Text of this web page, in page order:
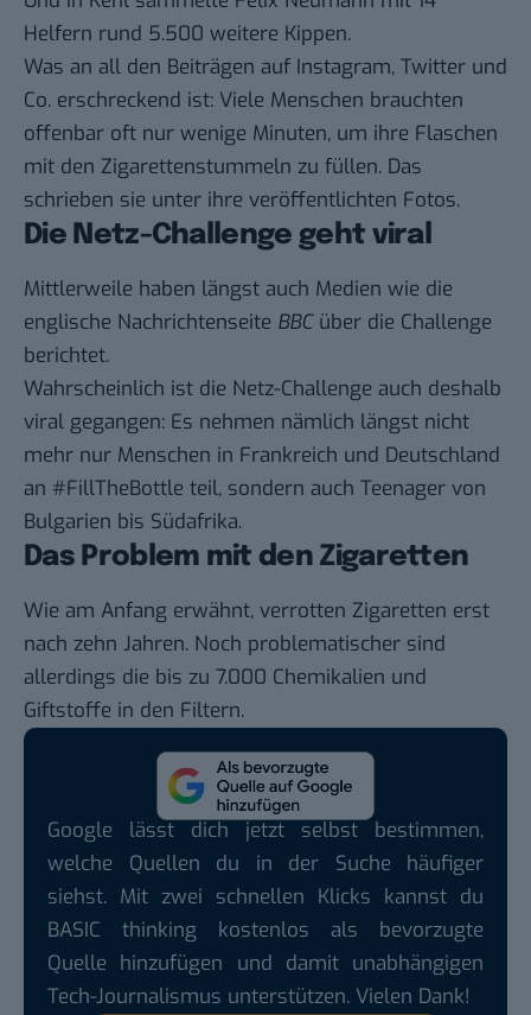
Helfern rund 5.500 weitere Kippen.
Was an all den Beiträgen auf Instagram, Twitter und
Co. erschreckend ist: Viele Menschen brauchten
offenbar oft nur wenige Minuten, um ihre Flaschen
mit den Zigarettenstummeln zu füllen. Das
schrieben sie unter ihre veröffentlichten Fotos.
Die Netz-Challenge geht viral
Mittlerweile haben längst auch Medien wie die
englische Nachrichtenseite BBCüber die Challenge
berichtet.
Wahrscheinlich ist die Netz-Challenge auch deshalb
viral gegangen: Es nehmen nämlich längst nicht
mehr nur Menschen in Frankreich und Deutschland
an #FillTheBottle teil, sondern auch Teenager von
Bulgarien bis Südafrika.
Das Problem mit den Zigaretten
Wie am Anfang erwähnt, verrotten Zigaretten erst
nach zehn Jahren. Noch problematischer sind
allerdings die bis zu 7.000 Chemikalien und
Giftstoffe in den Filtern.
Google lässt dich jetzt selbst bestimmen,
welche Quellen du in der Suche häufiger
siehst. Mit zwei schnellen Klicks kannst du
BASIC thinking kostenlos als bevorzugte
Quelle hinzufügen und damit unabhängigen
Tech-Journalismus unterstützen. Vielen Dank!